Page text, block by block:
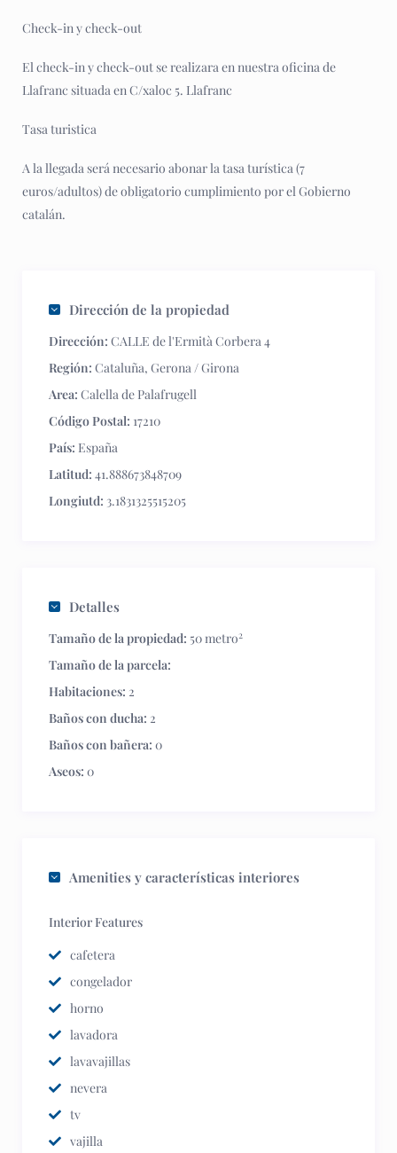
Check-in y check-out
El check-in y check-out se realizara en nuestra oficina de
Llafranc situada en C/xaloc 5. Llafranc
Tasa turistica
A la llegada será necesario abonar la tasa turística (7
euros/adultos) de obligatorio cumplimiento por el Gobierno
catalán.
Dirección de la propiedad
Dirección: CALLE de l'Ermità Corbera 4
Región: Cataluña, Gerona / Girona
Area: Calella de Palafrugell
Código Postal: 17210
País: España
Latitud: 41.888673848709
Longiutd: 3.1831325515205
Detalles
Tamaño de la propiedad: 50 metro2
Tamaño de la parcela:
Habitaciones: 2
Baños con ducha: 2
Baños con bañera: 0
Aseos: 0
Amenities y características interiores
Interior Features
cafetera
congelador
horno
lavadora
lavavajillas
nevera
tv
vajilla